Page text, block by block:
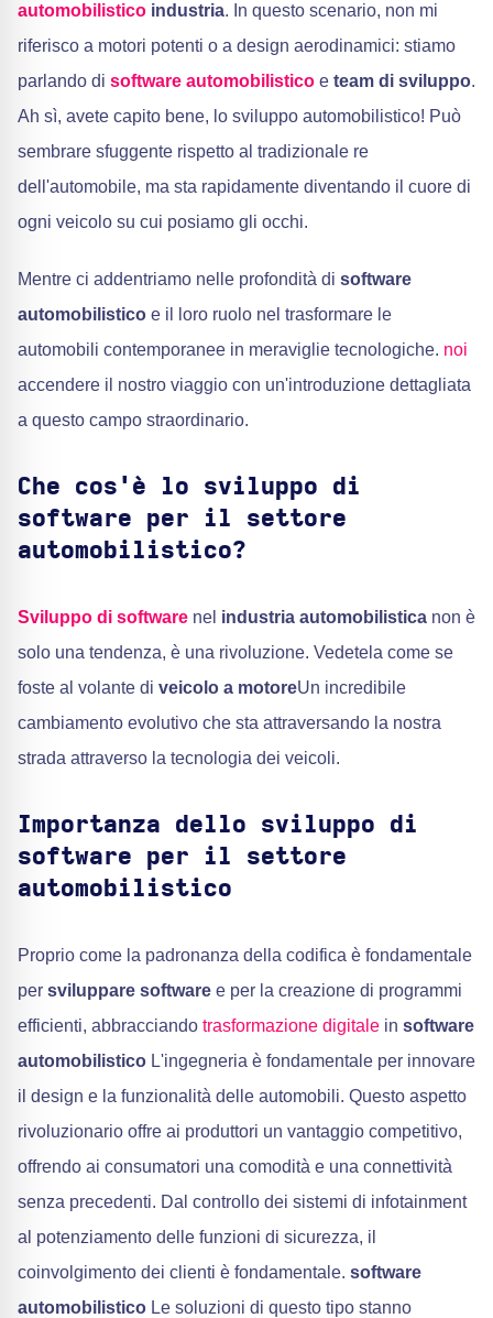
automobilistico industria. In questo scenario, non mi
riferisco a motori potenti o a design aerodinamici: stiamo
parlando di software automobilistico e team di sviluppo.
Ah sì, avete capito bene, lo sviluppo automobilistico! Può
sembrare sfuggente rispetto al tradizionale re
dell'automobile, ma sta rapidamente diventando il cuore di
ogni veicolo su cui posiamo gli occhi.
Mentre ci addentriamo nelle profondità di software
automobilistico e il loro ruolo nel trasformare le
automobili contemporanee in meraviglie tecnologiche. noi
accendere il nostro viaggio con un'introduzione dettagliata
a questo campo straordinario.
Che cos'è lo sviluppo di
software per il settore
automobilistico?
Sviluppo di software nel industria automobilistica non è
solo una tendenza, è una rivoluzione. Vedetela come se
foste al volante di veicolo a motoreUn incredibile
cambiamento evolutivo che sta attraversando la nostra
strada attraverso la tecnologia dei veicoli.
Importanza dello sviluppo di
software per il settore
automobilistico
Proprio come la padronanza della codifica è fondamentale
per sviluppare software e per la creazione di programmi
efficienti, abbracciando trasformazione digitale in software
automobilistico L'ingegneria è fondamentale per innovare
il design e la funzionalità delle automobili. Questo aspetto
rivoluzionario offre ai produttori un vantaggio competitivo,
offrendo ai consumatori una comodità e una connettività
senza precedenti. Dal controllo dei sistemi di infotainment
al potenziamento delle funzioni di sicurezza, il
coinvolgimento dei clienti è fondamentale. software
automobilistico Le soluzioni di questo tipo stanno